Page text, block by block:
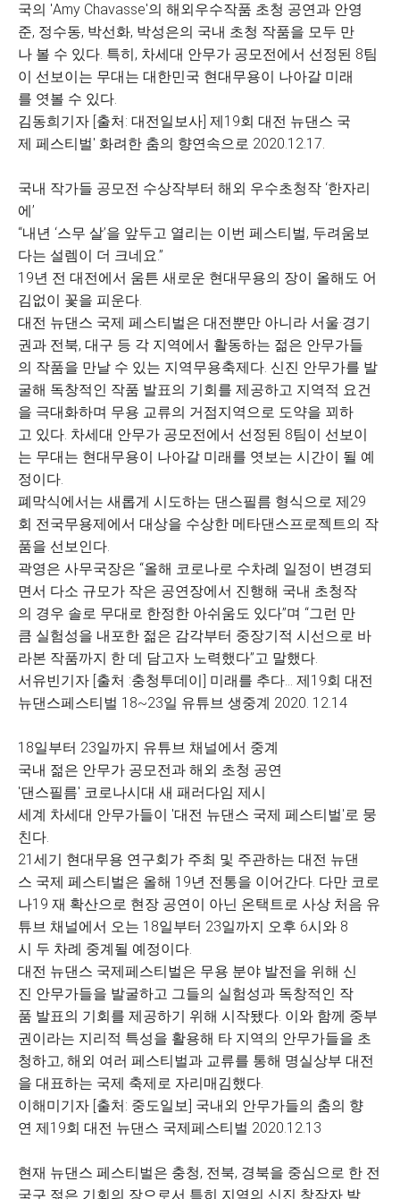
국의 'Amy Chavasse'의 해외우수작품 초청 공연과 안영
준, 정수동, 박선화, 박성은의 국내 초청 작품을 모두 만
나 볼 수 있다. 특히, 차세대 안무가 공모전에서 선정된 8팀
이 선보이는 무대는 대한민국 현대무용이 나아갈 미래
를 엿볼 수 있다.
김동희기자 [출처: 대전일보사] 제19회 대전 뉴댄스 국
제 페스티벌' 화려한 춤의 향연속으로 2020.12.17.
국내 작가들 공모전 수상작부터 해외 우수초청작 ‘한자리
에’
“내년 ‘스무 살’을 앞두고 열리는 이번 페스티벌, 두려움보
다는 설렘이 더 크네요.”
19년 전 대전에서 움튼 새로운 현대무용의 장이 올해도 어
김없이 꽃을 피운다.
대전 뉴댄스 국제 페스티벌은 대전뿐만 아니라 서울·경기
권과 전북, 대구 등 각 지역에서 활동하는 젊은 안무가들
의 작품을 만날 수 있는 지역무용축제다. 신진 안무가를 발
굴해 독창적인 작품 발표의 기회를 제공하고 지역적 요건
을 극대화하며 무용 교류의 거점지역으로 도약을 꾀하
고 있다. 차세대 안무가 공모전에서 선정된 8팀이 선보이
는 무대는 현대무용이 나아갈 미래를 엿보는 시간이 될 예
정이다.
폐막식에서는 새롭게 시도하는 댄스필름 형식으로 제29
회 전국무용제에서 대상을 수상한 메타댄스프로젝트의 작
품을 선보인다.
곽영은 사무국장은 “올해 코로나로 수차례 일정이 변경되
면서 다소 규모가 작은 공연장에서 진행해 국내 초청작
의 경우 솔로 무대로 한정한 아쉬움도 있다”며 “그런 만
큼 실험성을 내포한 젊은 감각부터 중장기적 시선으로 바
라본 작품까지 한 데 담고자 노력했다”고 말했다.
서유빈기자 [출처 :충청투데이] 미래를 추다… 제19회 대전
뉴댄스페스티벌 18~23일 유튜브 생중계 2020. 12.14
18일부터 23일까지 유튜브 채널에서 중계
국내 젊은 안무가 공모전과 해외 초청 공연
'댄스필름' 코로나시대 새 패러다임 제시
세계 차세대 안무가들이 '대전 뉴댄스 국제 페스티벌'로 뭉
친다.
21세기 현대무용 연구회가 주최 및 주관하는 대전 뉴댄
스 국제 페스티벌은 올해 19년 전통을 이어간다. 다만 코로
나19 재 확산으로 현장 공연이 아닌 온택트로 사상 처음 유
튜브 채널에서 오는 18일부터 23일까지 오후 6시와 8
시 두 차례 중계될 예정이다.
대전 뉴댄스 국제페스티벌은 무용 분야 발전을 위해 신
진 안무가들을 발굴하고 그들의 실험성과 독창적인 작
품 발표의 기회를 제공하기 위해 시작됐다. 이와 함께 중부
권이라는 지리적 특성을 활용해 타 지역의 안무가들을 초
청하고, 해외 여러 페스티벌과 교류를 통해 명실상부 대전
을 대표하는 국제 축제로 자리매김했다.
이해미기자 [출처: 중도일보] 국내외 안무가들의 춤의 향
연 제19회 대전 뉴댄스 국제페스티벌 2020.12.13
현재 뉴댄스 페스티벌은 충청, 전북, 경북을 중심으로 한 전
국구 젊은 기회의 장으로서 특히 지역의 신진 창작자 발